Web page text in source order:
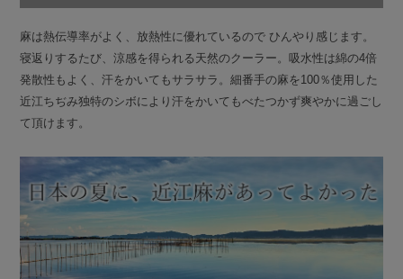
麻は熱伝導率がよく、放熱性に優れているので ひんやり感じます。
寝返りするたび、涼感を得られる天然のクーラー。吸水性は綿の4倍
発散性もよく、汗をかいてもサラサラ。細番手の麻を100％使用した
近江ちぢみ独特のシボにより汗をかいてもべたつかず爽やかに過ごし
て頂けます。